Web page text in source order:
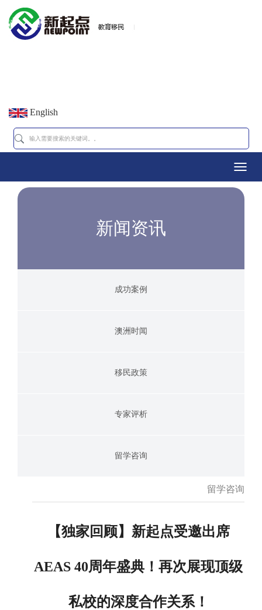
English
新闻资讯
成功案例
澳洲时闻
移民政策
专家评析
留学咨询
留学咨询
【独家回顾】新起点受邀出席
AEAS 40周年盛典！再次展现顶级
私校的深度合作关系！